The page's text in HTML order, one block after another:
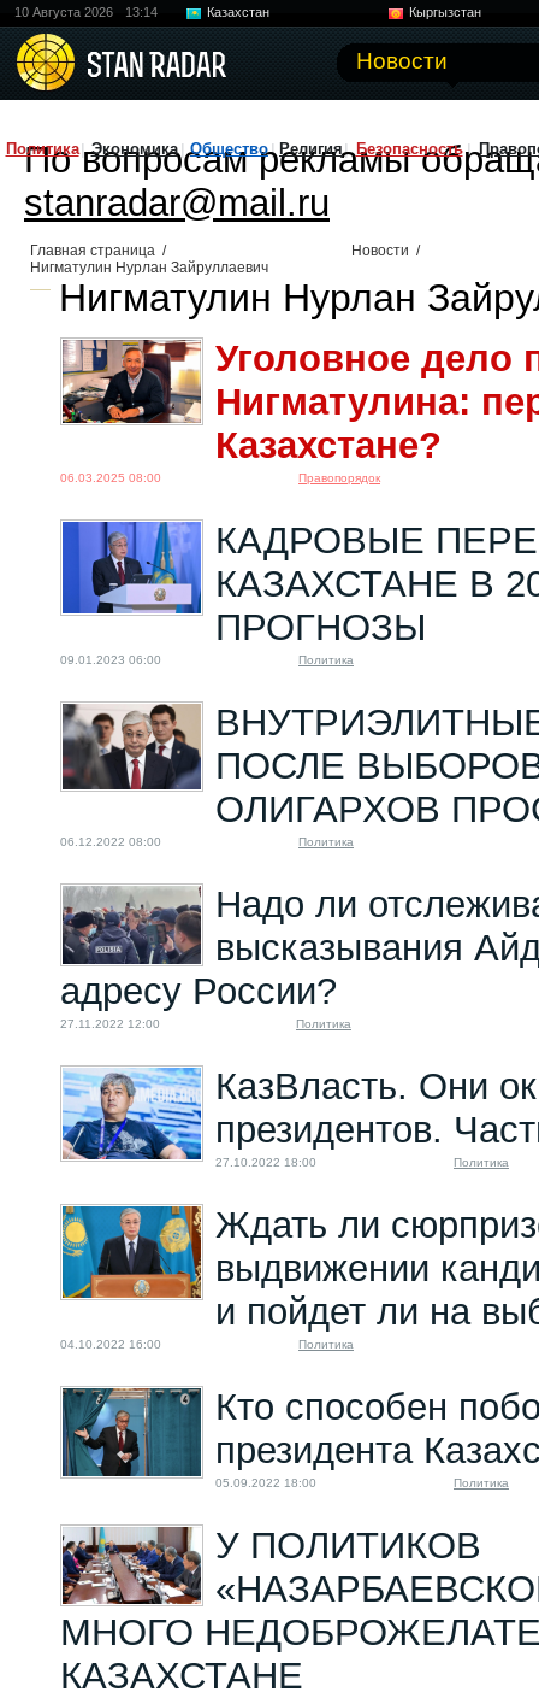
10 Августа 2026 13:14 Казахстан
Кыргызстан
Новости
Политика Экономика Общество Религия Безопасность
По вопросам рекламы
stanradar@mail.ru
Главная страница / Новости /
Нигматулин Нурлан Зайруллаевич
Нигматулин Нурлан
Уголовное дело
Нигматулина:
Казахстане?
06.03.2025 08:00 Правопорядок
КАДРОВЫЕ
КАЗАХСТАНЕ В
ПРОГНОЗЫ
09.01.2023 06:00 Политика
ПОСЛЕ
ОЛИГАРХОВ
06.12.2022 08:00 Политика
Надо ли
высказывания
адресу России?
27.11.2022 12:00 Политика
КазВласть. Они
президентов.
27.10.2022 18:00 Политика
Ждать ли
выдвижении
и пойдет ли на
04.10.2022 16:00 Политика
Кто способен
президента
05.09.2022 18:00 Политика
У ПОЛИТИКОВ
МНОГО
КАЗАХСТАНЕ